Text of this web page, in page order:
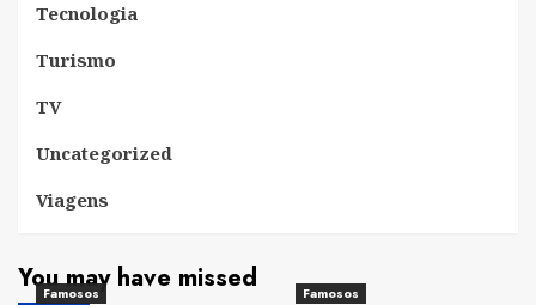
Tecnologia
Turismo
TV
Uncategorized
Viagens
You may have missed
Famosos Famosos